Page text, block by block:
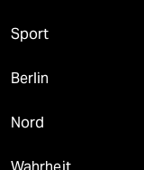
Sport
Berlin
Nord